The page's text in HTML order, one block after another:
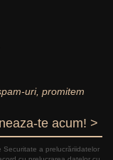
uri, promitem
te acum! >
a prelucrăriidatelor